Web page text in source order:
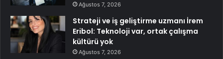
Ağustos 7, 2026
Strateji ve iş geliştirme uzmanı İrem
Eribol: Teknoloji var, ortak çalışma
kültürü yok
Ağustos 7, 2026